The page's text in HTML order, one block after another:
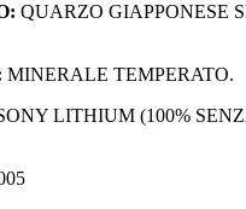
QUARZO GIAPPONESE
MINERALE TEMPERATO.
LITHIUM (100%